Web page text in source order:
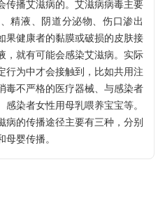
播艾滋病的。艾滋病病毒主要
精液、阴道分泌物、伤口渗出
果健康者的黏膜或破损的皮肤接
，就有可能会感染艾滋病。实际
行为中才会接触到，比如共用注
毒不严格的医疗器械、与感染者
感染者女性用母乳喂养宝宝等。
病的传播途径主要有三种，分别
母婴传播。